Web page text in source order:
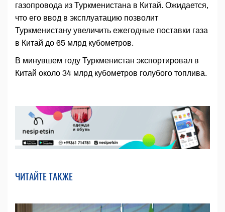
газопровода из Туркменистана в Китай. Ожидается,
что его ввод в эксплуатацию позволит
Туркменистану увеличить ежегодные поставки газа
в Китай до 65 млрд кубометров.
В минувшем году Туркменистан экспортировал в
Китай около 34 млрд кубометров голубого топлива.
ЧИТАЙТЕ ТАКЖЕ